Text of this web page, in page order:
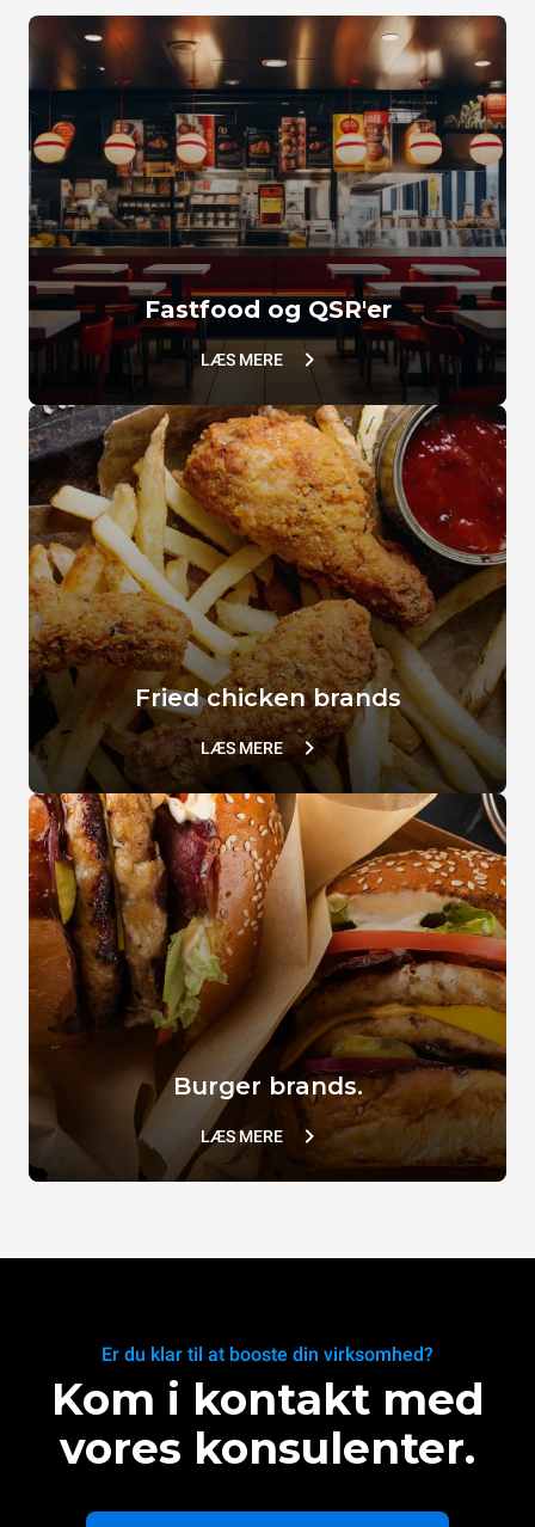
VACUUM.LÅG
TG110
SUPERHOLDNING LÅG
TG802
Fastfood og QSR'er
LÆS MERE
Fried chicken brands
LÆS MERE
Burger brands.
LÆS MERE
Er du klar til at booste din virksomhed?
Kom i kontakt med
vores konsulenter.